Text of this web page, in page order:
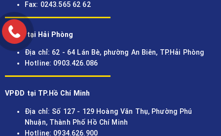
Fax: 0243.565 62 62
VPĐD tại Hải Phòng
Địa chỉ: 62 - 64 Lán Bè, phường An Biên, TP.Hải Phòng
Hotline: 0903.426.086
VPĐD tại TP.Hồ Chí Minh
Địa chỉ: Số 127 - 129 Hoàng Văn Thụ, Phường Phú
Nhuận, Thành Phố Hồ Chí Minh
Hotline: 0934.626.900